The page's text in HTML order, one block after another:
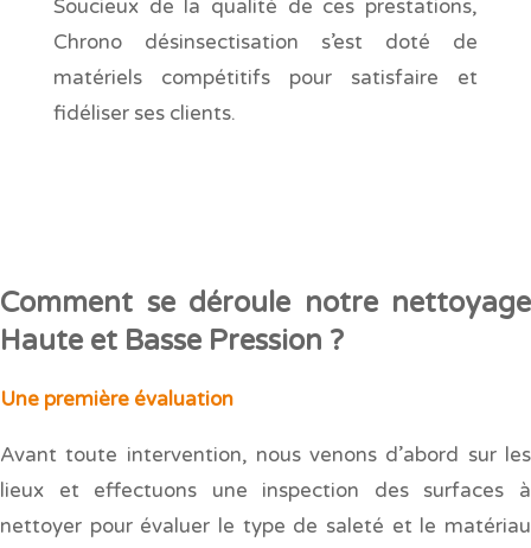
Soucieux de la qualité de ces prestations,
Chrono désinsectisation s’est doté de
matériels compétitifs pour satisfaire et
fidéliser ses clients.
Comment se déroule notre nettoyage
Haute et Basse Pression ?
Une première évaluation
Avant toute intervention, nous venons d’abord sur les
lieux et effectuons une inspection des surfaces à
nettoyer pour évaluer le type de saleté et le matériau